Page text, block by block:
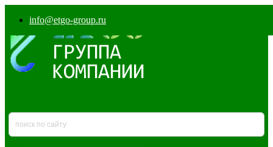
info@etgo-group.ru